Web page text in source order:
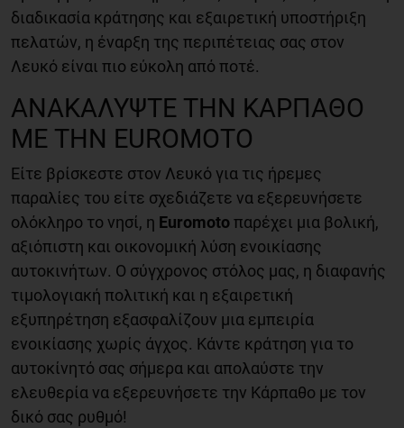
διαδικασία κράτησης και εξαιρετική υποστήριξη
πελατών, η έναρξη της περιπέτειας σας στον
Λευκό είναι πιο εύκολη από ποτέ.
ΑΝΑΚΑΛΎΨΤΕ ΤΗΝ ΚΆΡΠΑΘΟ
ΜΕ ΤΗΝ EUROMOTO
Είτε βρίσκεστε στον Λευκό για τις ήρεμες
παραλίες του είτε σχεδιάζετε να εξερευνήσετε
ολόκληρο το νησί, η Euromotoπαρέχει μια βολική,
αξιόπιστη και οικονομική λύση ενοικίασης
αυτοκινήτων. Ο σύγχρονος στόλος μας, η διαφανής
τιμολογιακή πολιτική και η εξαιρετική
εξυπηρέτηση εξασφαλίζουν μια εμπειρία
ενοικίασης χωρίς άγχος. Κάντε κράτηση για το
αυτοκίνητό σας σήμερα και απολαύστε την
ελευθερία να εξερευνήσετε την Κάρπαθο με τον
δικό σας ρυθμό!